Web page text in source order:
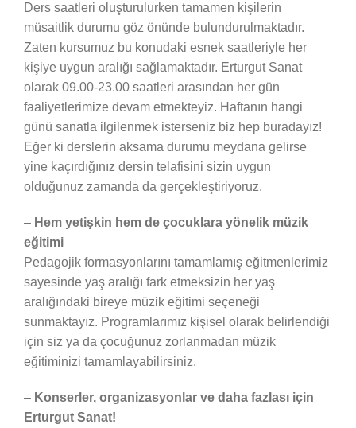
Ders saatleri oluşturulurken tamamen kişilerin
müsaitlik durumu göz önünde bulundurulmaktadır.
Zaten kursumuz bu konudaki esnek saatleriyle her
kişiye uygun aralığı sağlamaktadır. Erturgut Sanat
olarak 09.00-23.00 saatleri arasından her gün
faaliyetlerimize devam etmekteyiz. Haftanın hangi
günü sanatla ilgilenmek isterseniz biz hep buradayız!
Eğer ki derslerin aksama durumu meydana gelirse
yine kaçırdığınız dersin telafisini sizin uygun
olduğunuz zamanda da gerçekleştiriyoruz.
– Hem yetişkin hem de çocuklara yönelik müzik
eğitimi
Pedagojik formasyonlarını tamamlamış eğitmenlerimiz
sayesinde yaş aralığı fark etmeksizin her yaş
aralığındaki bireye müzik eğitimi seçeneği
sunmaktayız. Programlarımız kişisel olarak belirlendiği
için siz ya da çocuğunuz zorlanmadan müzik
eğitiminizi tamamlayabilirsiniz.
– Konserler, organizasyonlar ve daha fazlası için
Erturgut Sanat!